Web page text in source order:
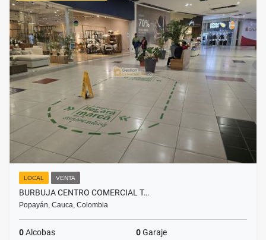
LOCAL VENTA
BURBUJA CENTRO COMERCIAL T…
Popayán, Cauca, Colombia
0Alcobas 0Garaje